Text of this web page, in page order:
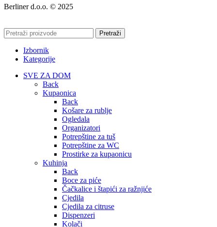
Berliner d.o.o. © 2025
Pretraži
Izbornik
Kategorije
SVE ZA DOM
Back
Kupaonica
Back
Košare za rublje
Ogledala
Organizatori
Potrepštine za tuš
Potrepštine za WC
Prostirke za kupaonicu
Kuhinja
Back
Boce za piće
Čačkalice i štapići za ražnjiće
Cjedila
Cjedila za citruse
Dispenzeri
Kolači